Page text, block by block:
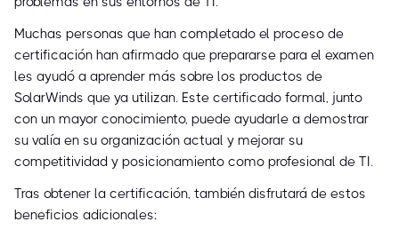
Muchas personas que han completado el proceso de
certificación han afirmado que prepararse para el examen
les ayudó a aprender más sobre los productos de
SolarWinds que ya utilizan. Este certificado formal, junto
con un mayor conocimiento, puede ayudarle a demostrar
su valía en su organización actual y mejorar su
competitividad y posicionamiento como profesional de TI.
Tras obtener la certificación, también disfrutará de estos
beneficios adicionales: